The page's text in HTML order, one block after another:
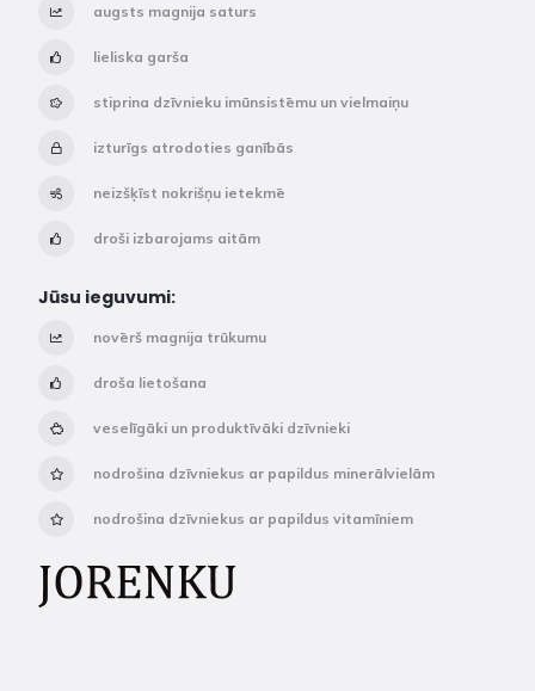
augsts magnija saturs
lieliska garša
stiprina dzīvnieku imūnsistēmu un vielmaiņu
izturīgs atrodoties ganībās
neizšķīst nokrišņu ietekmē
droši izbarojams aitām
Jūsu ieguvumi:
novērš magnija trūkumu
droša lietošana
veselīgāki un produktīvāki dzīvnieki
nodrošina dzīvniekus ar papildus minerālvielām
nodrošina dzīvniekus ar papildus vitamīniem